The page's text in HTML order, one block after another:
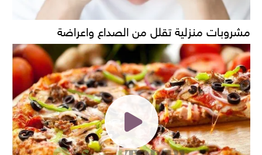
مشروبات منزلية تقلل من الصداع واعراضة